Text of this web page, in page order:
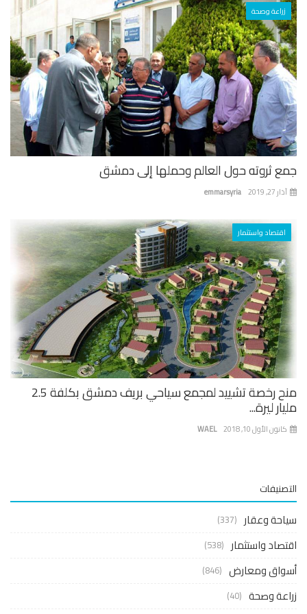
زراعة وصحة
ثروته حول العالم وحملها إلى دمشق
emmarsyria 27, 2019
اقتصاد واستثمار
منح رخصة تشييد لمجمع سياحي بريف دمشق بكلفة 2.5
ليرة...
WAEL الأول 10, 2018
وعقار (337)
واستثمار (538)
ومعارض (846)
وصحة (40)